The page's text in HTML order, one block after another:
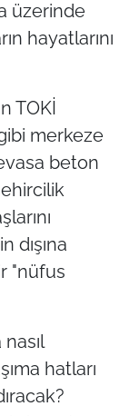
üzerinde
hayatlarını
TOKİ
merkeze
beton
dışına
"nüfus
hatları